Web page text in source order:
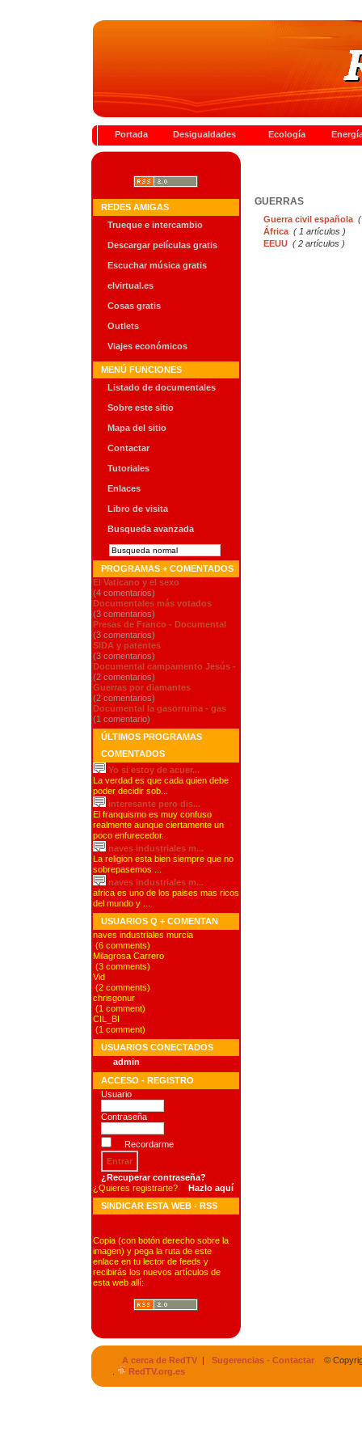
Portada Desigualdades Ecología
REDES AMIGAS
Trueque e intercambio
Descargar películas gratis
Escuchar música gratis
elvirtual.es
Cosas gratis
Outlets
Viajes económicos
MENÚ FUNCIONES
Listado de documentales
Sobre este sitio
Mapa del sitio
Contactar
Tutoriales
Enlaces
Libro de visita
Busqueda avanzada
PROGRAMAS + COMENTADOS
El Vaticano y el sexo
(4 comentarios)
Documentales más votados
(3 comentarios)
Presas de Franco - Documental
(3 comentarios)
SIDA y patentes
(3 comentarios)
Documental campamento Jesús -
(2 comentarios)
Guerras por diamantes
(2 comentarios)
Documental la gasorruina - gas
(1 comentario)
ÚLTIMOS PROGRAMAS
COMENTADOS
Yo si estoy de acuer...
La verdad es que cada quien debe
poder decidir sob...
interesante pero dis...
El franquismo es muy confuso
realmente aunque ciertamente un
poco enfurecedor.
naves industriales m...
La religion esta bien siempre que no
sobrepasemos ...
naves industriales m...
africa es uno de los paises mas ricos
del mundo y ...
USUARIOS Q + COMENTAN
naves industriales murcia
(6 comments)
Milagrosa Carrero
(3 comments)
Vid
(2 comments)
chrisgonur
(1 comment)
CIL_BI
(1 comment)
USUARIOS CONECTADOS
admin
ACCESO - REGISTRO
Usuario
Contraseña
Recordarme
¿Recuperar contraseña?
¿Quieres registrarte?
Hazlo aquí
SINDICAR ESTA WEB - RSS
Copia (con botón derecho sobre la
imagen) y pega la ruta de este
enlace en tu lector de feeds y
recibirás los nuevos artículos de
esta web allí:
GUERRAS
Guerra civil española
África ( 1 artículos )
EEUU ( 2 artículos )
A cerca de RedTV| Sugerencias - Contactar©
RedTV.org.es